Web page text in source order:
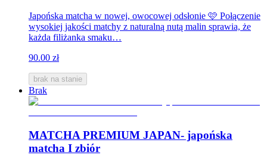
Japońska matcha w nowej, owocowej odsłonie 🩷 Połączenie
wysokiej jakości matchy z naturalną nutą malin sprawia, że
każda filiżanka smaku…
90.00 zł
brak na stanie
Brak
MATCHA PREMIUM JAPAN- japońska
matcha I zbiór